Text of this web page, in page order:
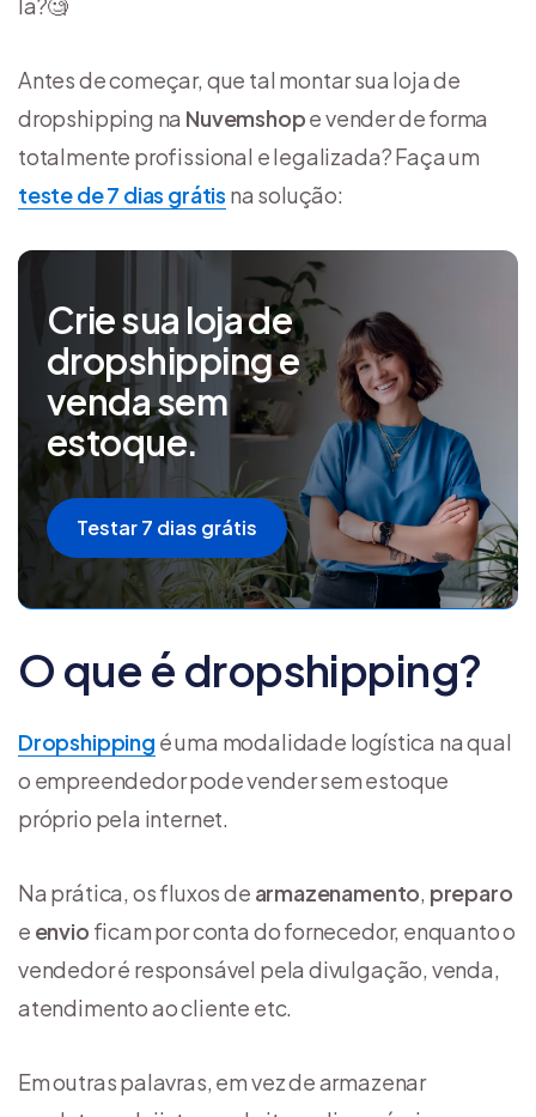
Antes de começar, que tal montar sua loja de
dropshipping na Nuvemshope vender de forma
totalmente profissional e legalizada? Faça um
teste de 7 dias grátis na solução:
Crie sua loja de
dropshipping e
venda sem
estoque.
Testar 7 dias grátis
O que é dropshipping?
Dropshipping é uma modalidade logística na qual
o empreendedor pode vender sem estoque
próprio pela internet.
Na prática, os fluxos de armazenamento, preparo
e envio ficam por conta do fornecedor, enquanto o
vendedor é responsável pela divulgação, venda,
atendimento ao cliente etc.
Em outras palavras, em vez de armazenar